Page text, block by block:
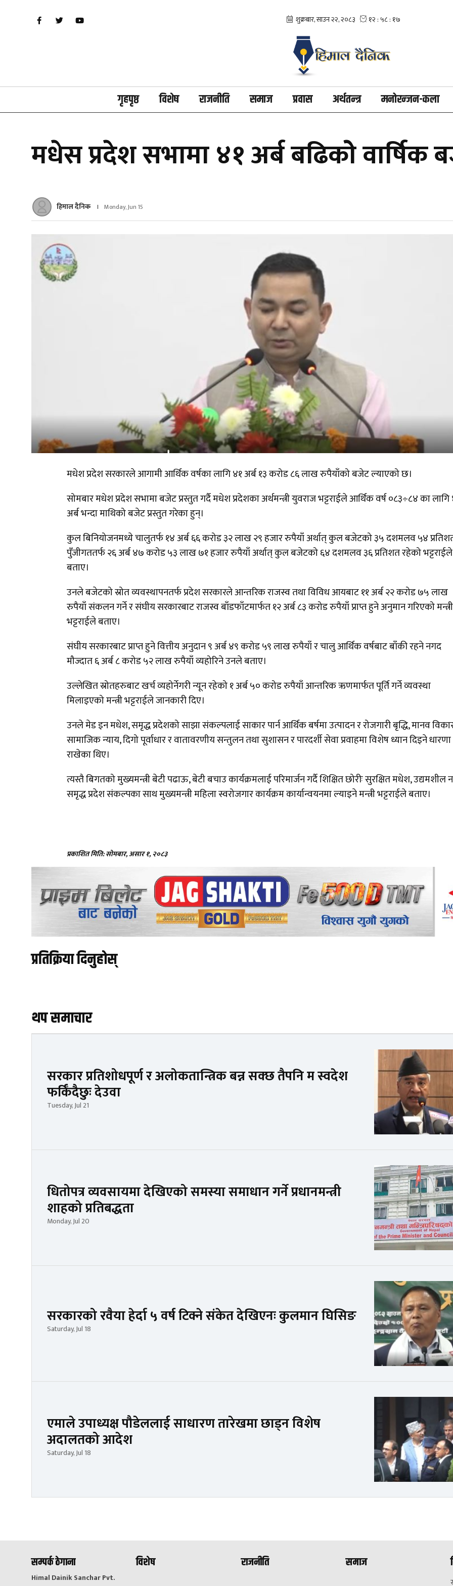
गृहपृष्ठ विशेष राजनीति समाज प्रवास अर्थतन्त्र मनोरन्जन-कला
मधेस प्रदेश सभामा ४१ अर्ब बढिकोे वार्षिक
हिमाल दैनिक Monday, Jun 15
मधेश प्रदेश सरकारले आगामी आर्थिक वर्षका लागि ४१ अर्ब १३ करोड ८६ लाख रुपैयाँको बजेट ल्याएको छ।
सोमबार मधेश प्रदेश सभामा बजेट प्रस्तुत गर्दै मधेश प्रदेशका अर्थमन्त्री युवराज भट्टराईले आर्थिक वर्ष ०८३÷८४ का लागि
अर्ब भन्दा माथिको बजेट प्रस्तुत गरेका हुन्।
कुल बिनियोजनमध्ये चालुतर्फ १४ अर्ब ६६ करोड ३२ लाख २९ हजार रुपैयाँ अर्थात् कुल बजेटको ३५ दशमलव ५४
पुँजीगततर्फ २६ अर्ब ४७ करोड ५३ लाख ७१ हजार रुपैयाँ अर्थात् कुल बजेटको ६४ दशमलव ३६ प्रतिशत रहेको भट्टराईले
बताए।
उनले बजेटको स्रोत व्यवस्थापनतर्फ प्रदेश सरकारले आन्तरिक राजस्व तथा विविध आयबाट ११ अर्ब २२ करोड ७५ लाख
रुपैयाँ संकलन गर्ने र संघीय सरकारबाट राजस्व बाँडफाँटमार्फत १२ अर्ब ८३ करोड रुपैयाँ प्राप्त हुने अनुमान गरिएको मन्त्री
भट्टराईले बताए।
संघीय सरकारबाट प्राप्त हुने वित्तीय अनुदान ९ अर्ब ४९ करोड ५९ लाख रुपैयाँ र चालु आर्थिक वर्षबाट बाँकी रहने नगद
मौज्दात ६ अर्ब ८ करोड ५२ लाख रुपैयाँ व्यहोरिने उनले बताए।
उल्लेखित स्रोतहरुबाट खर्च व्यहोर्नेगरी न्यून रहेको १ अर्ब ५० करोड रुपैयाँ आन्तरिक ऋणमार्फत पूर्ति गर्ने व्यवस्था
मिलाइएको मन्त्री भट्टराईले जानकारी दिए।
उनले मेड इन मधेश, समृद्ध प्रदेशको साझा संकल्पलाई साकार पार्न आर्थिक बर्षमा उत्पादन र रोजगारी बृद्धि, मानव
सामाजिक न्याय, दिगो पूर्वाधार र वातावरणीय सन्तुलन तथा सुशासन र पारदर्शी सेवा प्रवाहमा विशेष ध्यान दिइने धारणा
राखेका थिए।
त्यस्तै बिगतको मुख्यमन्त्री बेटी पढाऊ, बेटी बचाउ कार्यक्रमलाई परिमार्जन गर्दै शिक्षित छोरीः सुरक्षित मधेश, उद्यमशील
समृद्ध प्रदेश संकल्पका साथ मुख्यमन्त्री महिला स्वरोजगार कार्यक्रम कार्यान्वयनमा ल्याइने मन्त्री भट्टराईले बताए।
प्रकाशित मिति: सोमबार, असार १, २०८३
प्रतिक्रिया दिनुहोस्
थप समाचार
सरकार प्रतिशोधपूर्ण र अलोकतान्त्रिक बन्न सक्छ तैपनि म स्वदेश
फर्किँदैछुः देउवा
Tuesday, Jul 21
धितोपत्र व्यवसायमा देखिएको समस्या समाधान गर्ने प्रधानमन्त्री
शाहको प्रतिबद्धता
Monday, Jul 20
सरकारको रवैया हेर्दा ५ वर्ष टिक्ने संकेत देखिएनः कुलमान घिसिङ
Saturday, Jul 18
एमाले उपाध्यक्ष पौडेललाई साधारण तारेखमा छाड्न विशेष
अदालतको आदेश
Saturday, Jul 18
सम्पर्क ठेगाना
Himal Dainik Sanchar Pvt.
विशेष राजनीति समाज